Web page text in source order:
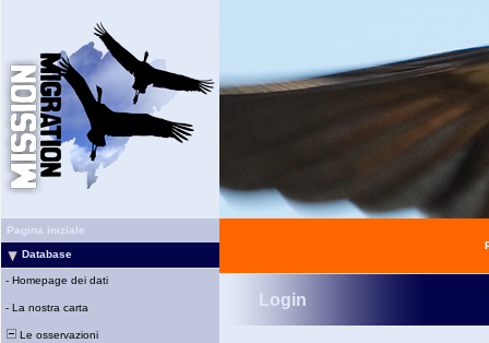
Pagina iniziale
Database
- Homepage dei dati
- La nostra carta
Le osservazioni
Login